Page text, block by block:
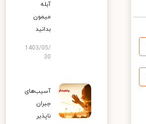
آبله
میمون
بدانید
1403/05/
30
آسیب‌های
جبران
ناپذیر